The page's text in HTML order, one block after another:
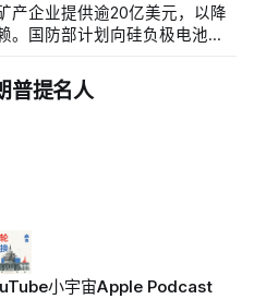
产企业提供逾20亿美元，以降
。国防部计划向硅负极电池公
Energy Metals）提供4亿
普提名人
小宇宙Apple Podcast